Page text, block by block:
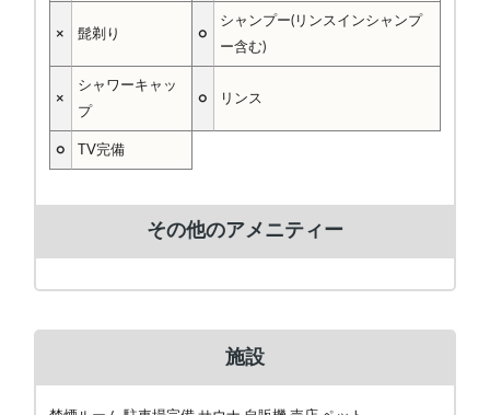
× 髭剃り ○
シャンプー(リンスインシャンプ
ー含む)
×
シャワーキャッ
プ
○ リンス
○ TV完備
その他のアメニティー
施設